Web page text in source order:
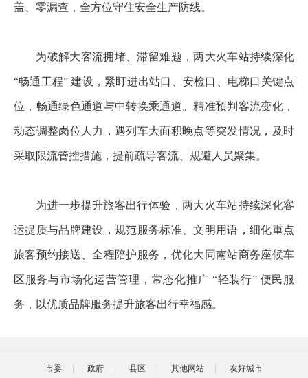
盖、零漏查，全方位守住安全生产防线。
为破解大客流拥堵、滞留难题，两大火车站持续深化
“畅通工程” 建设，紧盯进出站口、安检口、电梯口关键点
位，畅通绿色通道与中转换乘通道。精准预判客流变化，
动态调整岗位人力，遇列车大面积晚点等突发情况，及时
采取限流管控措施，提前疏导客流、规避人员聚集。
为进一步提升旅客出行体验，两大火车站持续深化客
运提质与品牌建设，规范服务标准、文明用语，细化重点
旅客预约接送、全程陪护服务，优化大同南站商务座候车
区服务与市场化运营管理，常态化推广 “轻装行” 便民服
务，以优质品牌服务提升旅客出行幸福感。
市委 政府 县区 其他网站 友好城市